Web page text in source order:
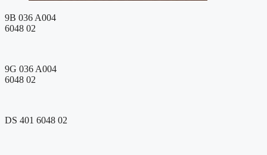
9B 036 A004
6048 02
9G 036 A004
6048 02
DS 401 6048 02